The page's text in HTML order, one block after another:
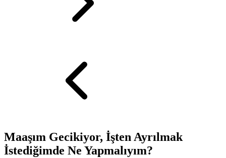
Maaşım Gecikiyor, İşten Ayrılmak
İstediğimde Ne Yapmalıyım?